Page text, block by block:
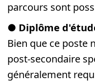
parcours sont
● Diplôme
Bien que ce poste
post-secondaire
généralement